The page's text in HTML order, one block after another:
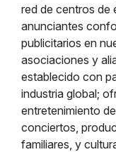
red de centros de
anunciantes
publicitarios en
asociaciones y
establecido con
industria global;
entretenimiento
conciertos,
familiares, y